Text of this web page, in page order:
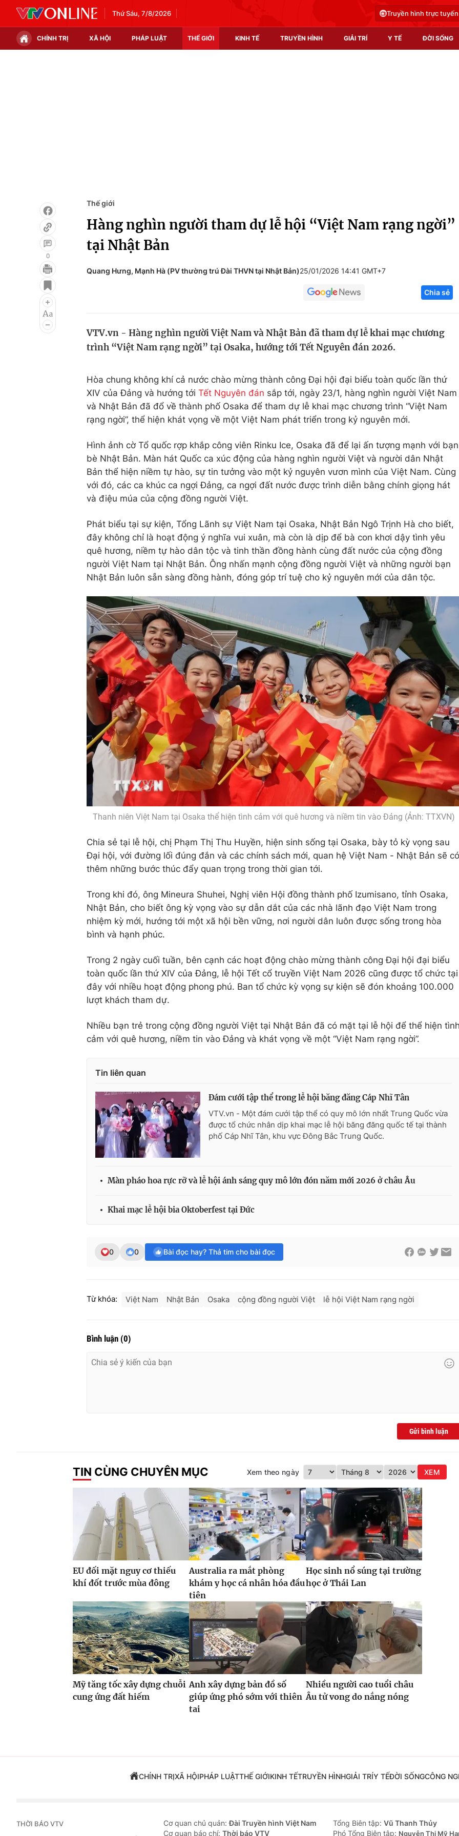
Thứ Sáu, 7/8/2026 Truyền hình trực tuyến
CHÍNH TRỊ XÃ HỘI PHÁP LUẬT THẾ GIỚI KINH TẾ TRUYỀN HÌNH GIẢI TRÍ Y TẾ ĐỜI SỐNG
Infographic
Điện ảnh
Âm nhạc
Chất lượng cuộc sống
Tuyển sinh
Hitech Công
Thị trường
0
Thế giới
Hàng nghìn người tham dự lễ hội “Việt Nam rạng ngời”
tại Nhật Bản
Quang Hưng, Mạnh Hà (PV thường trú Đài THVN tại Nhật Bản)25/01/2026 14:41 GMT+7
Chia sẻ
VTV.vn - Hàng nghìn người Việt Nam và Nhật Bản đã tham dự lễ khai mạc chương
trình “Việt Nam rạng ngời” tại Osaka, hướng tới Tết Nguyên đán 2026.
Hòa chung không khí cả nước chào mừng thành công Đại hội đại biểu toàn quốc lần thứ
XIV của Đảng và hướng tới Tết Nguyên đán sắp tới, ngày 23/1, hàng nghìn người Việt Nam
và Nhật Bản đã đổ về thành phố Osaka để tham dự lễ khai mạc chương trình “Việt Nam
rạng ngời”, thể hiện khát vọng về một Việt Nam phát triển trong kỷ nguyên mới.
Hình ảnh cờ Tổ quốc rợp khắp công viên Rinku Ice, Osaka đã để lại ấn tượng mạnh với bạn
bè Nhật Bản. Màn hát Quốc ca xúc động của hàng nghìn người Việt và người dân Nhật
Bản thể hiện niềm tự hào, sự tin tưởng vào một kỷ nguyên vươn mình của Việt Nam. Cùng
với đó, các ca khúc ca ngợi Đảng, ca ngợi đất nước được trình diễn bằng chính giọng hát
và điệu múa của cộng đồng người Việt.
Phát biểu tại sự kiện, Tổng Lãnh sự Việt Nam tại Osaka, Nhật Bản Ngô Trịnh Hà cho biết,
đây không chỉ là hoạt động ý nghĩa vui xuân, mà còn là dịp để bà con khơi dậy tình yêu
quê hương, niềm tự hào dân tộc và tinh thần đồng hành cùng đất nước của cộng đồng
người Việt Nam tại Nhật Bản. Ông nhấn mạnh cộng đồng người Việt và những người bạn
Nhật Bản luôn sẵn sàng đồng hành, đóng góp trí tuệ cho kỷ nguyên mới của dân tộc.
Thanh niên Việt Nam tại Osaka thể hiện tình cảm với quê hương và niềm tin vào Đảng (Ảnh: TTXVN)
Chia sẻ tại lễ hội, chị Phạm Thị Thu Huyền, hiện sinh sống tại Osaka, bày tỏ kỳ vọng sau
Đại hội, với đường lối đúng đắn và các chính sách mới, quan hệ Việt Nam - Nhật Bản sẽ có
thêm những bước thúc đẩy quan trọng trong thời gian tới.
Trong khi đó, ông Mineura Shuhei, Nghị viên Hội đồng thành phố Izumisano, tỉnh Osaka,
Nhật Bản, cho biết ông kỳ vọng vào sự dẫn dắt của các nhà lãnh đạo Việt Nam trong
nhiệm kỳ mới, hướng tới một xã hội bền vững, nơi người dân luôn được sống trong hòa
bình và hạnh phúc.
Trong 2 ngày cuối tuần, bên cạnh các hoạt động chào mừng thành công Đại hội đại biểu
toàn quốc lần thứ XIV của Đảng, lễ hội Tết cổ truyền Việt Nam 2026 cũng được tổ chức tại
đây với nhiều hoạt động phong phú. Ban tổ chức kỳ vọng sự kiện sẽ đón khoảng 100.000
lượt khách tham dự.
Nhiều bạn trẻ trong cộng đồng người Việt tại Nhật Bản đã có mặt tại lễ hội để thể hiện
cảm với quê hương, niềm tin vào Đảng và khát vọng về một “Việt Nam rạng ngời”.
Tin liên quan
Đám cưới tập thể trong lễ hội băng đăng Cáp Nhĩ Tân
VTV.vn - Một đám cưới tập thể có quy mô lớn nhất Trung Quốc vừa
được tổ chức nhân dịp khai mạc lễ hội băng đăng quốc tế tại thành
phố Cáp Nhĩ Tân, khu vực Đông Bắc Trung Quốc.
Màn pháo hoa rực rỡ và lễ hội ánh sáng quy mô lớn đón năm mới 2026 ở châu Âu
Khai mạc lễ hội bia Oktoberfest tại Đức
0 0 Bài đọc hay? Thả tim cho bài đọc
Từ khóa: Việt Nam Nhật Bản Osaka cộng đồng người Việt lễ hội Việt Nam rạng ngời
Bình luận (0)
Gửi bình luận
TIN CÙNG CHUYÊN MỤC Xem theo ngày XEM
EU đối mặt nguy cơ thiếu
khí đốt trước mùa đông
Australia ra mắt phòng
khám y học cá nhân hóa đầu
tiên
Học sinh nổ súng tại trường
học ở Thái Lan
Mỹ tăng tốc xây dựng chuỗi
cung ứng đất hiếm
Anh xây dựng bản đồ số
giúp ứng phó sớm với thiên
tai
Nhiều người cao tuổi châu
Âu tử vong do nắng nóng
CHÍNH TRỊXÃ HỘIPHÁP LUẬTTHẾ GIỚIKINH TẾTRUYỀN HÌNHGIẢI TRÍY TẾĐỜI SỐNGCÔNG
THỜI BÁO VTV Cơ quan chủ quản:Đài Truyền hình Việt Nam
Cơ quan báo chí: Thời báo VTV
Tổng Biên tập: Vũ Thanh Thủy
Phó Tổng Biên tập: Nguyễn Thị Mỹ